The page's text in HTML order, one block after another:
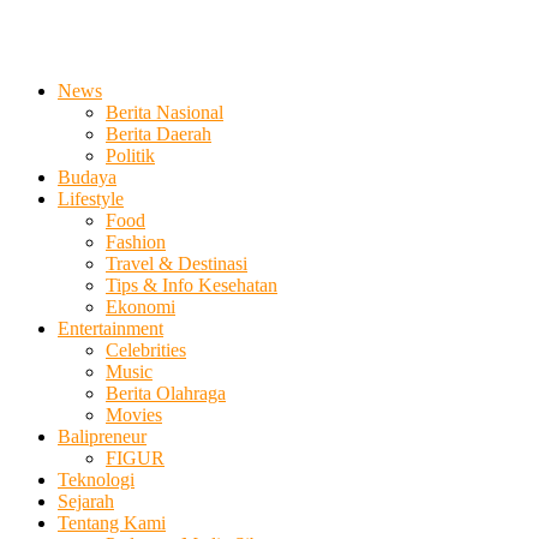
News
Berita Nasional
Berita Daerah
Politik
Budaya
Lifestyle
Food
Fashion
Travel & Destinasi
Tips & Info Kesehatan
Ekonomi
Entertainment
Celebrities
Music
Berita Olahraga
Movies
Balipreneur
FIGUR
Teknologi
Sejarah
Tentang Kami